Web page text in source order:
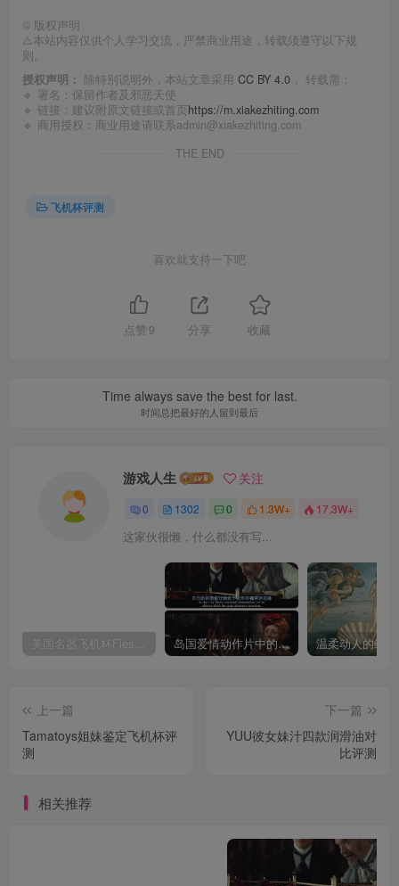
© 版权声明
⚠️本站内容仅供个人学习交流，严禁商业用途，转载须遵守以下规
则。
授权声明： 除特别说明外，本站文章采用 CC BY 4.0 ， 转载需：
🔹 署名：保留作者及 邪恶天使
🔹 链接：建议附原文链接或首页https://m.xiakezhiting.com
🔹 商用授权：商业用途请联系admin@xiakezhiting.com
THE END
飞机杯评测
喜欢就支持一下吧
点赞 9 分享 收藏
Time always save the best for last.
时间总把最好的人留到最后
游戏人生 关注
0 1302 0 1.3W+ 17.3W+
这家伙很懒，什么都没有写...
美国名器飞机杯Fleshlight 【Quickshot-Vantage 双头飞机杯】完全评测 岛国爱情动作片中的AV棒到底有多猛？成人用品震动棒的发展史！
上一篇
Tamatoys姐妹鉴定飞机杯评
测
下一篇
YUU彼女妹汁四款润滑油对
比评测
相关推荐